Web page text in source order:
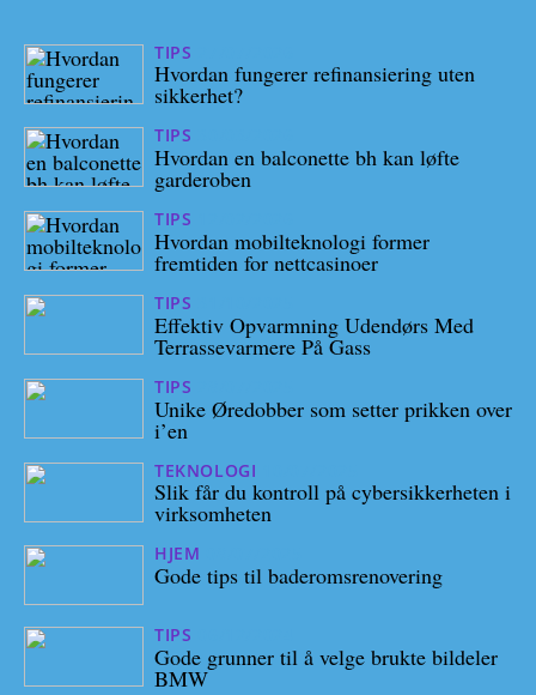
TIPS
Hvordan fungerer refinansiering uten
sikkerhet?
TIPS
Hvordan en balconette bh kan løfte
garderoben
TIPS
Hvordan mobilteknologi former
fremtiden for nettcasinoer
TIPS
Effektiv Opvarmning Udendørs Med
Terrassevarmere På Gass
TIPS
Unike Øredobber som setter prikken over
i’en
TEKNOLOGI
Slik får du kontroll på cybersikkerheten i
virksomheten
HJEM
Gode tips til baderomsrenovering
TIPS
Gode grunner til å velge brukte bildeler
BMW